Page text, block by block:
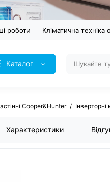
роботи Кліматична техніка
Каталог
Cooper&Hunter
Характеристики